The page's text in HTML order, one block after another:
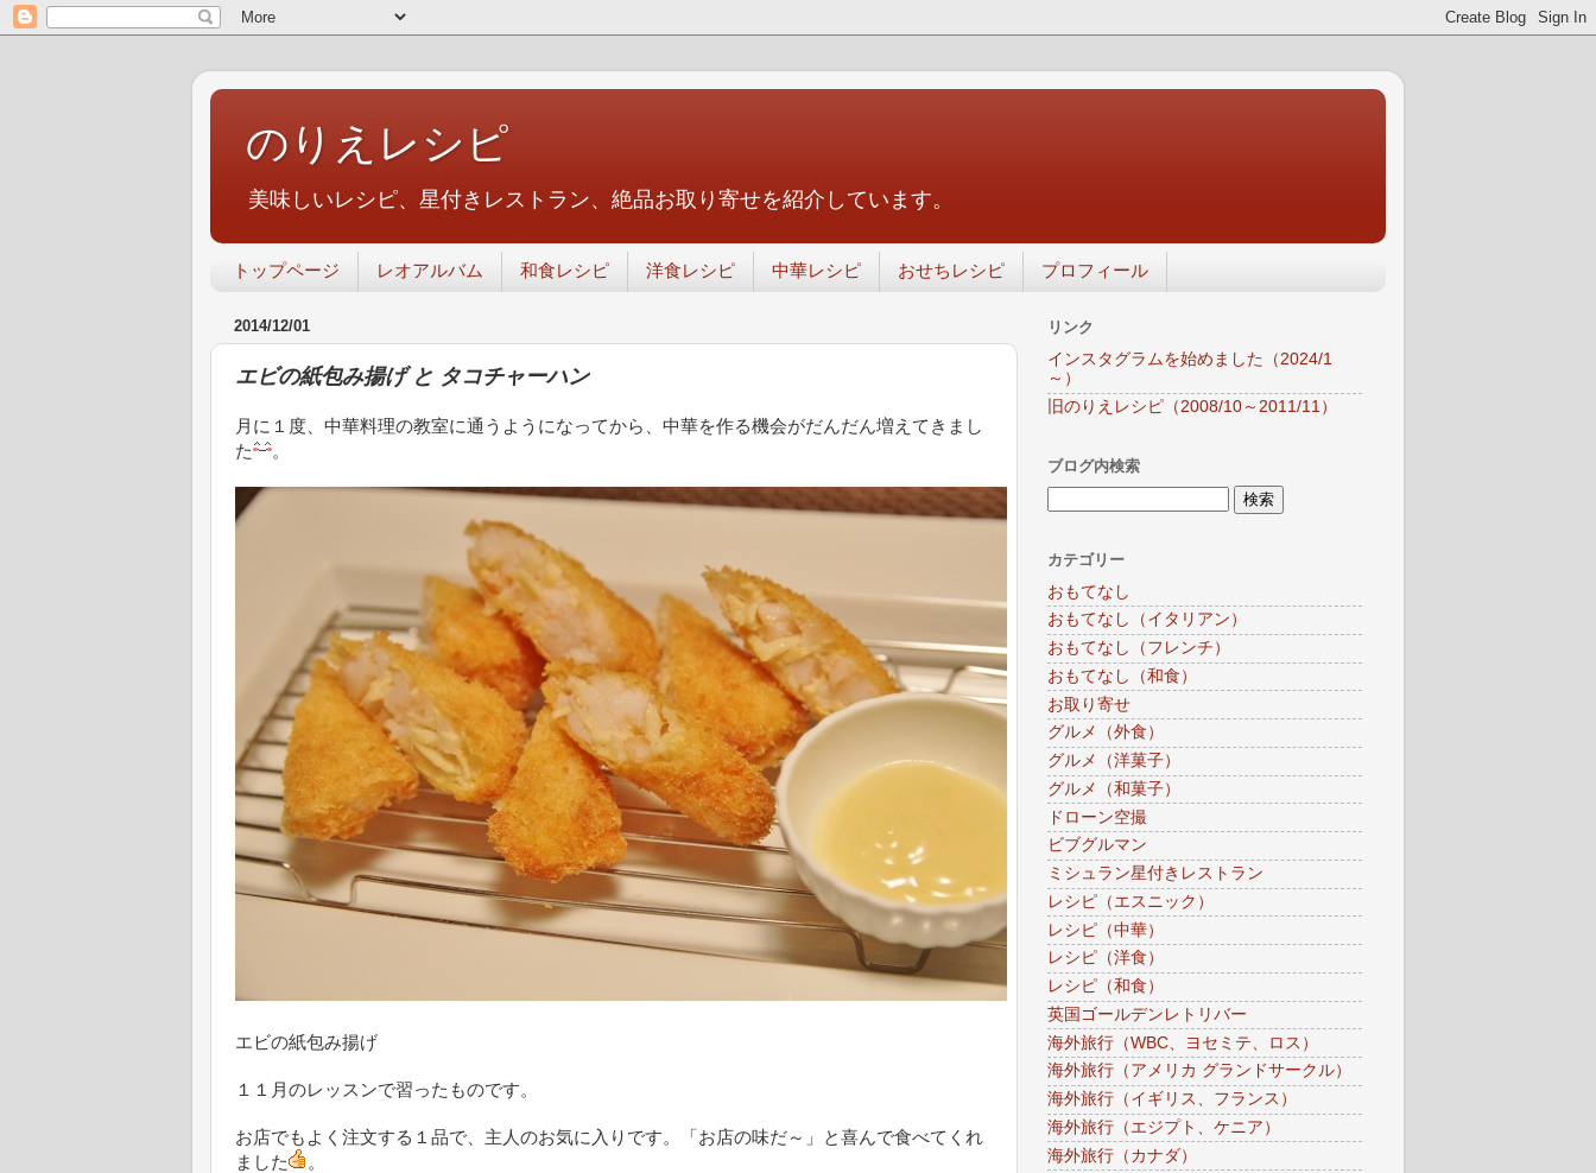
のりえレシピ
美味しいレシピ、星付きレストラン、絶品お取り寄せを紹介しています。
トップページ レオアルバム 和食レシピ 洋食レシピ 中華レシピ おせちレシピ プロフィール
2014/12/01
エビの紙包み揚げ と タコチャーハン
月に１度、中華料理の教室に通うようになってから、中華を作る機会がだんだん増えてきまし
た
。
エビの紙包み揚げ
１１月のレッスンで習ったものです。
お店でもよく注文する１品で、主人のお気に入りです。「お店の味だ～」と喜んで食べてくれ
ました
。
リンク
インスタグラムを始めました（2024/1
～）
旧のりえレシピ（2008/10～2011/11）
ブログ内検索
カテゴリー
おもてなし
おもてなし（イタリアン）
おもてなし（フレンチ）
おもてなし（和食）
お取り寄せ
グルメ（外食）
グルメ（洋菓子）
グルメ（和菓子）
ドローン空撮
ビブグルマン
ミシュラン星付きレストラン
レシピ（エスニック）
レシピ（中華）
レシピ（洋食）
レシピ（和食）
英国ゴールデンレトリバー
海外旅行（WBC、ヨセミテ、ロス）
海外旅行（アメリカ グランドサークル）
海外旅行（イギリス、フランス）
海外旅行（エジプト、ケニア）
海外旅行（カナダ）